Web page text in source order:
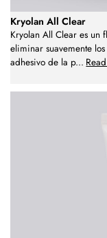
Kryolan All Clear
Kryolan All Clear es
eliminar suavemente
adhesivo de la p...